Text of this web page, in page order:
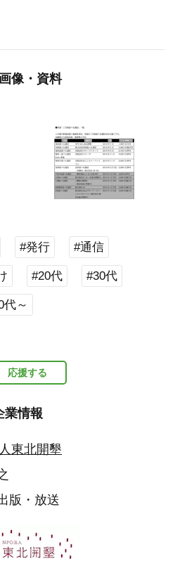
像・資料
#発行 #通信
#20代 #30代
代～
応援する
業情報
東北開墾
版・放送